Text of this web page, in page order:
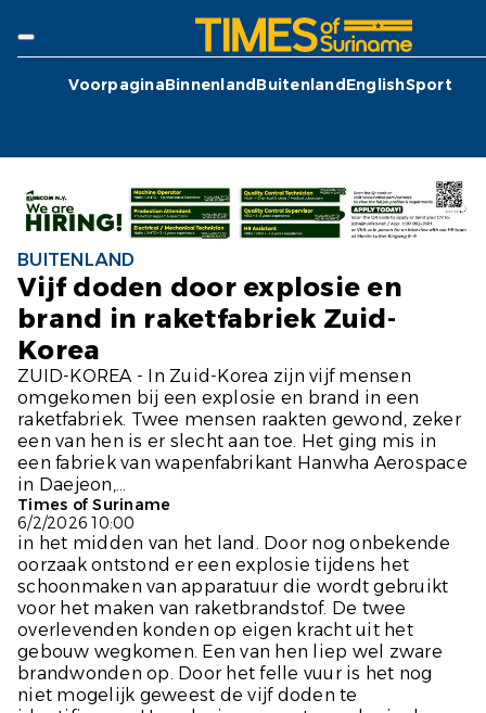
VoorpaginaBinnenlandBuitenlandEnglishSport
BUITENLAND
Vijf doden door explosie en
brand in raketfabriek Zuid-
Korea
ZUID-KOREA - In Zuid-Korea zijn vijf mensen
omgekomen bij een explosie en brand in een
raketfabriek. Twee mensen raakten gewond, zeker
een van hen is er slecht aan toe. Het ging mis in
een fabriek van wapenfabrikant Hanwha Aerospace
in Daejeon,...
Times of Suriname
6/2/2026 10:00
in het midden van het land. Door nog onbekende
oorzaak ontstond er een explosie tijdens het
schoonmaken van apparatuur die wordt gebruikt
voor het maken van raketbrandstof. De twee
overlevenden konden op eigen kracht uit het
gebouw wegkomen. Een van hen liep wel zware
brandwonden op. Door het felle vuur is het nog
niet mogelijk geweest de vijf doden te